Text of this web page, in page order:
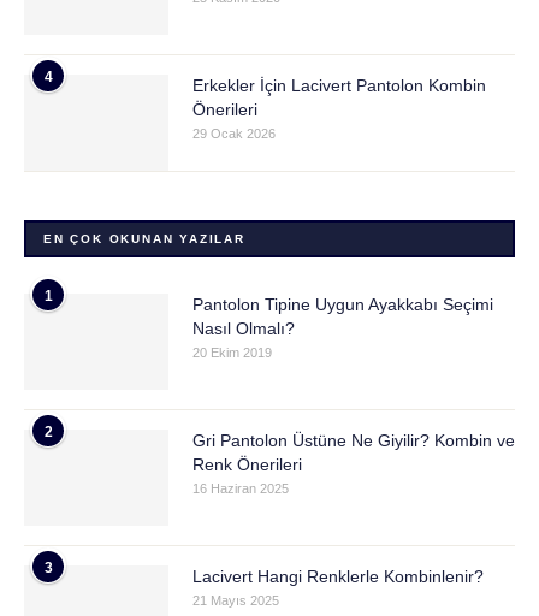
4
Erkekler İçin Lacivert Pantolon Kombin
Önerileri
29 Ocak 2026
EN ÇOK OKUNAN YAZILAR
1
Pantolon Tipine Uygun Ayakkabı Seçimi
Nasıl Olmalı?
20 Ekim 2019
2
Gri Pantolon Üstüne Ne Giyilir? Kombin ve
Renk Önerileri
16 Haziran 2025
3
Lacivert Hangi Renklerle Kombinlenir?
21 Mayıs 2025